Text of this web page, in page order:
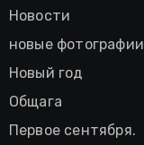
Новости
новые фотографии
Новый год
Общага
Первое сентября.